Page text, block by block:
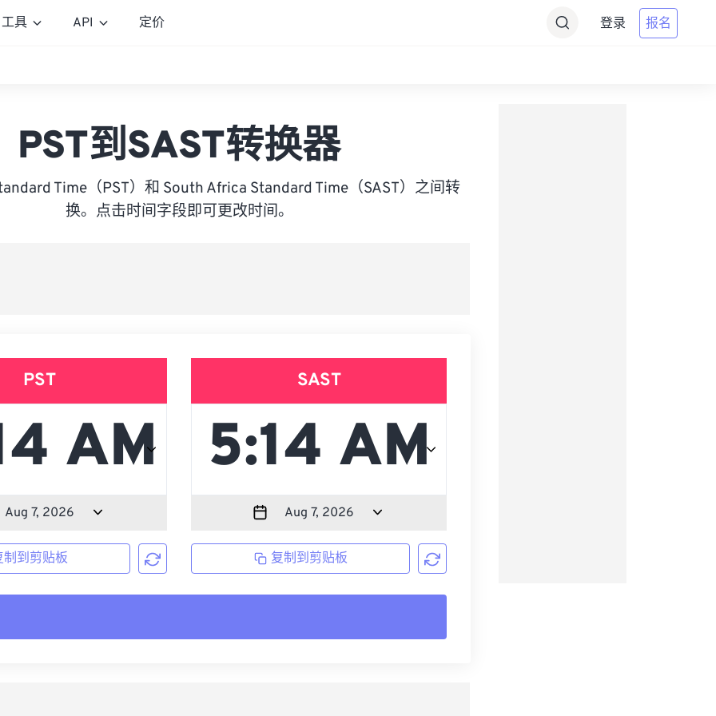
工具 API 定价 登录 报名
PST到SAST转换器
Time（PST）和 South Africa Standard Time（SAST）之间转
换。点击时间字段即可更改时间。
PST
制到剪贴板
SAST
复制到剪贴板